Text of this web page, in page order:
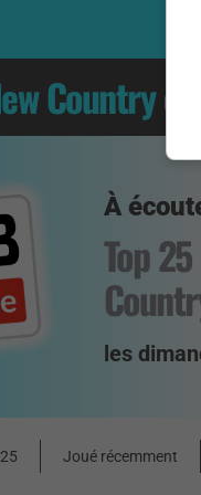
Country
À
Top
les
Joué récemment